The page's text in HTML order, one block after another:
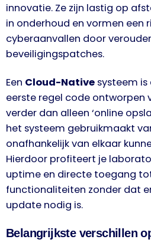
innovatie. Ze zijn lastig op
in onderhoud en vormen een
cyberaanvallen door
beveiligingspatches.
Een Cloud-Native systeem
eerste regel code ontworpen
verder dan alleen ‘online
het systeem gebruikmaakt
onafhankelijk van elkaar
Hierdoor profiteert je
uptime en directe toegang
functionaliteiten zonder dat
update nodig is.
Belangrijkste verschillen